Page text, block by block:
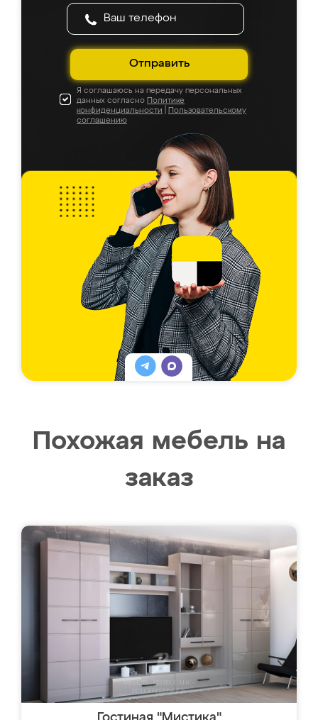
Отправить
Я соглашаюсь на передачу персональных
данных согласно Политике
конфиденциальности
Пользовательскому
соглашению
Похожая мебель на
заказ